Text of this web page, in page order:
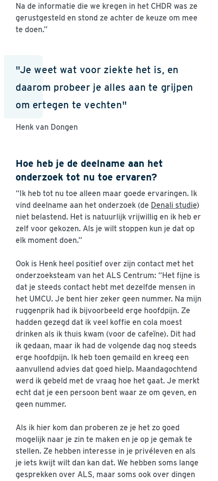
Na de informatie die we kregen in het CHDR was ze
gerustgesteld en stond ze achter de keuze om mee
te doen.”
"Je weet wat voor ziekte het is, en
daarom probeer je alles aan te grijpen
om ertegen te vechten"
Henk van Dongen
Hoe heb je de deelname aan het
onderzoek tot nu toe ervaren?
“Ik heb tot nu toe alleen maar goede ervaringen. Ik
vind deelname aan het onderzoek (de Denali studie)
niet belastend. Het is natuurlijk vrijwillig en ik heb er
zelf voor gekozen. Als je wilt stoppen kun je dat op
elk moment doen.”
Ook is Henk heel positief over zijn contact met het
onderzoeksteam van het ALS Centrum: “Het fijne is
dat je steeds contact hebt met dezelfde mensen in
het UMCU. Je bent hier zeker geen nummer. Na mijn
ruggenprik had ik bijvoorbeeld erge hoofdpijn. Ze
hadden gezegd dat ik veel koffie en cola moest
drinken als ik thuis kwam (voor de cafeïne). Dit had
ik gedaan, maar ik had de volgende dag nog steeds
erge hoofdpijn. Ik heb toen gemaild en kreeg een
aanvullend advies dat goed hielp. Maandagochtend
werd ik gebeld met de vraag hoe het gaat. Je merkt
echt dat je een persoon bent waar ze om geven, en
geen nummer.
Als ik hier kom dan proberen ze je het zo goed
mogelijk naar je zin te maken en je op je gemak te
stellen. Ze hebben interesse in je privéleven en als
je iets kwijt wilt dan kan dat. We hebben soms lange
gesprekken over ALS, maar soms ook over dingen